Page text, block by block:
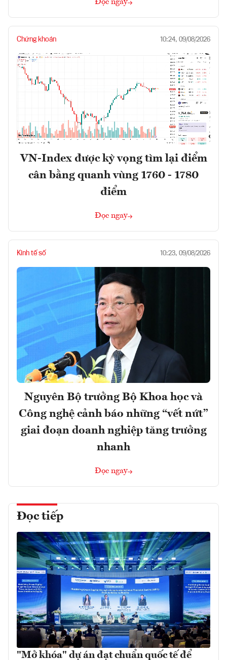
Đọc ngay
Chứng khoán 10:24, 09/08/2026
VN-Index được kỳ vọng tìm lại điểm
cân bằng quanh vùng 1760 - 1780
điểm
Đọc ngay
Kinh tế số 10:23, 09/08/2026
Nguyên Bộ trưởng Bộ Khoa học và
Công nghệ cảnh báo những “vết nứt”
giai đoạn doanh nghiệp tăng trưởng
nhanh
Đọc ngay
Đọc tiếp
"Mở khóa" dự án đạt chuẩn quốc tế để